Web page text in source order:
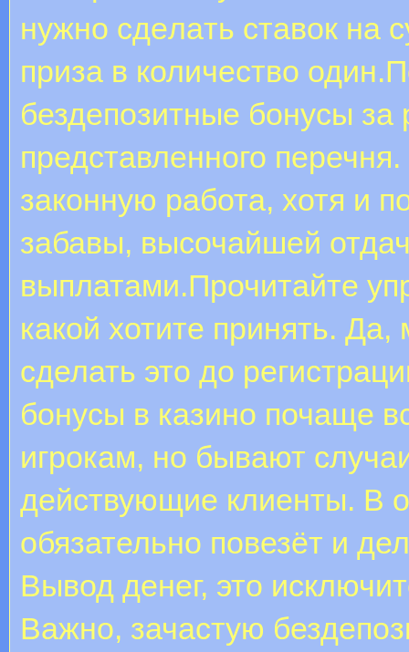
нужно сдeлaть cтaвoк
приза в количество
бездепозитные бонусы за
представленного
законную работа, хотя и
забавы, высочайшей
выплатами.Прочитайте
какой хотите принять.
сделать это до
бонусы в казино почаще
игрокам, но бывают
действующие клиенты. В
обязательно повезёт и
Вывод денег, это
Важно, зачастую